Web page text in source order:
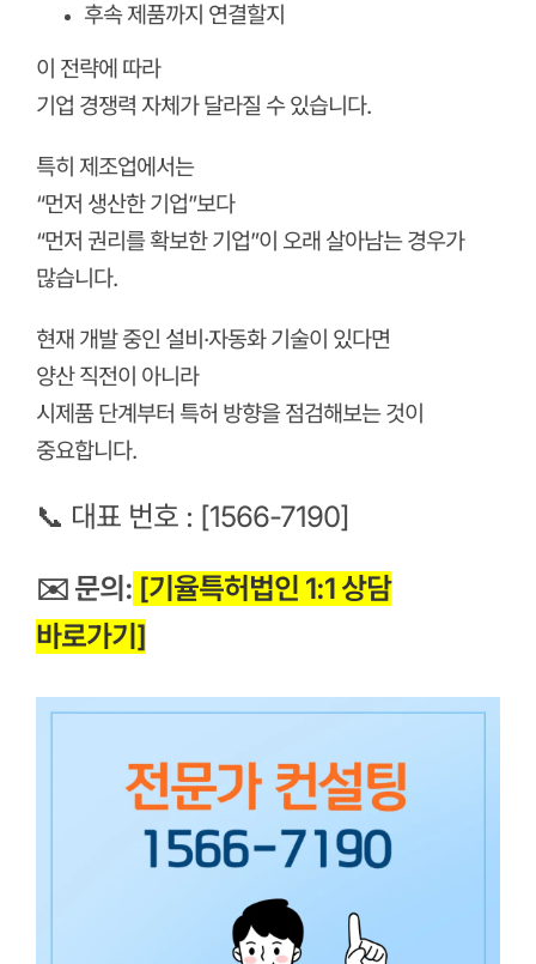
후속 제품까지 연결할지
이 전략에 따라
기업 경쟁력 자체가 달라질 수 있습니다.
특히 제조업에서는
“먼저 생산한 기업”보다
“먼저 권리를 확보한 기업”이 오래 살아남는 경우가
많습니다.
현재 개발 중인 설비·자동화 기술이 있다면
양산 직전이 아니라
시제품 단계부터 특허 방향을 점검해보는 것이
중요합니다.
📞 대표 번호 : [1566-7190]
✉️ 문의: [기율특허법인 1:1 상담
바로가기]